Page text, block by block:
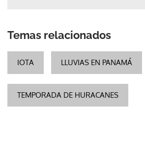
Temas relacionados
IOTA LLUVIAS EN PANAMÁ
TEMPORADA DE HURACANES